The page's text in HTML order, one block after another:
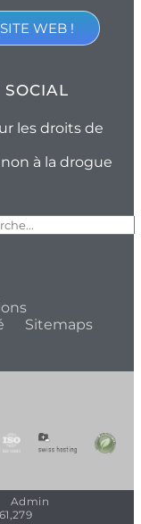
WEB !
SOCIAL
les droits de
à la drogue
Sitemaps
Admin